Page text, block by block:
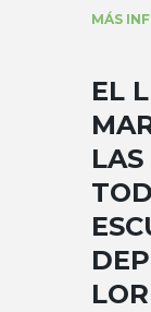
MÁS
EL
LAS